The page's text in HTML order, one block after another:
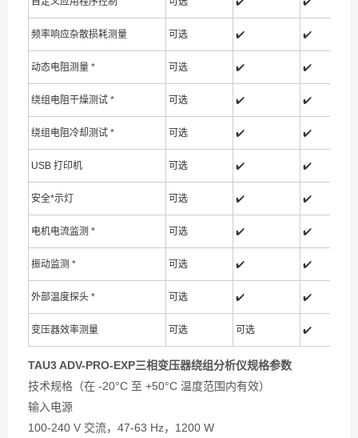
频率响应杂散损耗测量 可选 ✔️ ✔️
动态电阻测量 * 可选 ✔️ ✔️
绕组电阻干燥测试 * 可选 ✔️ ✔️
绕组电阻冷却测试 * 可选 ✔️ ✔️
USB 打印机 可选 ✔️ ✔️
安全*示灯 可选 ✔️ ✔️
电机电流监测 * 可选 ✔️ ✔️
振动监测 * 可选 ✔️ ✔️
外部温度探头 * 可选 ✔️ ✔️
变压器效率测量 可选 可选 ✔️
TAU3 ADV-PRO-EXP三相变压器绕组分析仪规格参数
技术规格（在 -20°C 至 +50°C 温度范围内有效）
输入电源
100-240 V 交流，47-63 Hz，1200 W